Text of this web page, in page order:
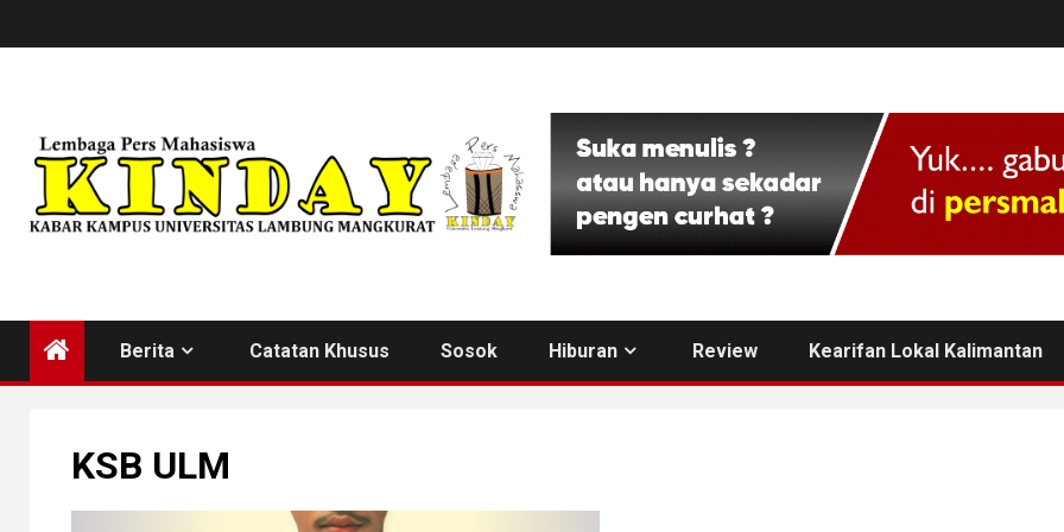
to
Berita Catatan Khusus Sosok Hiburan Review Kearifan Lokal Kalimantan
KSB ULM